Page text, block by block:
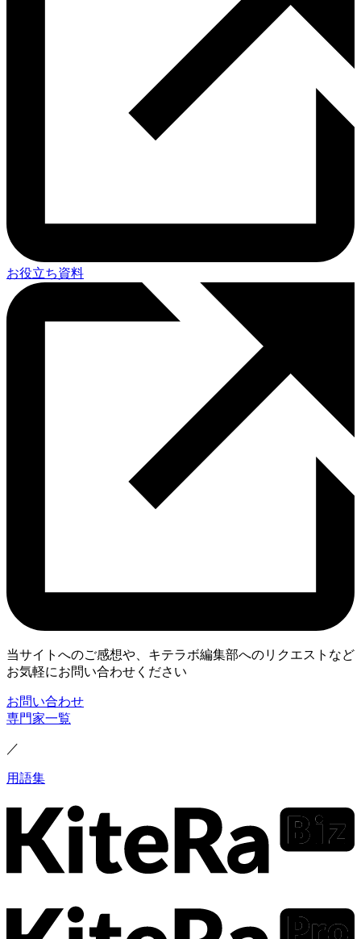
お役立ち資料
当サイトへのご感想や、キテラボ編集部へのリクエストなど
お気軽にお問い合わせください
お問い合わせ
専門家一覧
／
用語集